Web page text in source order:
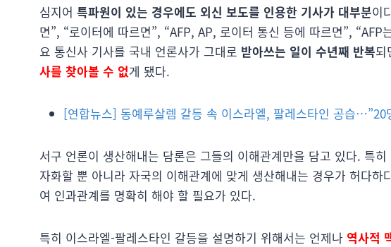
심지어 특파원이 있는 경우에도 외신 보도를 인용한 기사가 대부분이
면”, “로이터에 따르면”, “AFP, AP, 로이터 통신 등에 따르면”,
요 통신사 기사를 국내 언론사가 그대로 받아쓰는 일이 수년째 반복되
사를 찾아볼 수 없게 됐다.
[연합뉴스] 동예루살렘 갈등 속 이스라엘, 팔레스타인 공습…”20
서구 언론이 생산해내는 담론은 그들의 이해관계만을 담고 있다. 특
자화할 뿐 아니라 자국의 이해관계에 맞게 생산해내는 경우가 허다하
여 인과관계를 명확히 해야 할 필요가 있다.
특히 이스라엘-팔레스타인 갈등을 설명하기 위해서는 언제나 역사적